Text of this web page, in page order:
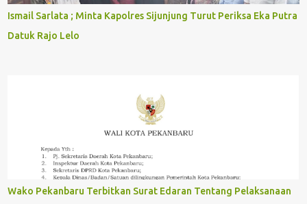
Ismail Sarlata ; Minta Kapolres Sijunjung Turut Periksa Eka Putra
Datuk Rajo Lelo
Wako Pekanbaru Terbitkan Surat Edaran Tentang Pelaksanaan